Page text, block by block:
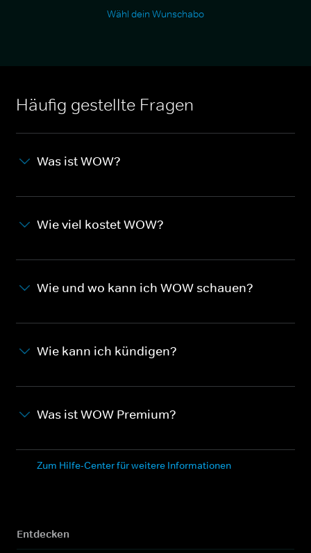
Wähl dein Wunschabo
Häufig gestellte Fragen
Was ist WOW?
Wie viel kostet WOW?
Wie und wo kann ich WOW schauen?
Wie kann ich kündigen?
Was ist WOW Premium?
Zum Hilfe-Center für weitere Informationen
Entdecken